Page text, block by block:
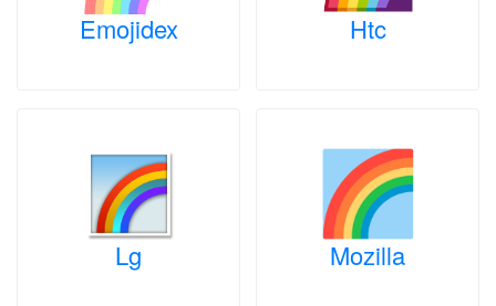
Emojidex Htc
Lg Mozilla